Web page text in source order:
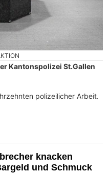
Kantonspolizei St.Gallen
polizeilicher Arbeit.
knacken
und Schmuck